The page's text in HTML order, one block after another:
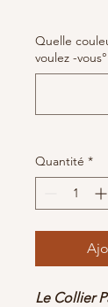
Quelle
voulez -vous°
Quantité *
Le Collier